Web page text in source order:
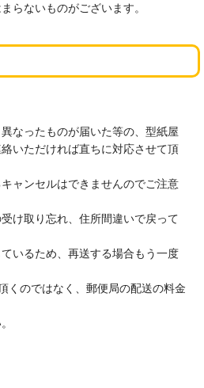
らないものがございます。
なったものが届いた等の、型紙屋
いただければ直ちに対応させて頂
ャンセルはできませんのでご注意
け取り忘れ、住所間違いで戻って
いるため、再送する場合もう一度
くのではなく、郵便局の配送の料金